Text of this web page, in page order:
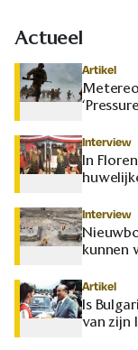
Actueel
Artikel
Interview
In
Interview
kunnen
Artikel
Is
van zijn